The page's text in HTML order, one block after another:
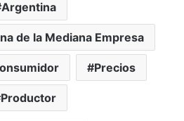
Argentina
de la Mediana Empresa
Precios
Productor